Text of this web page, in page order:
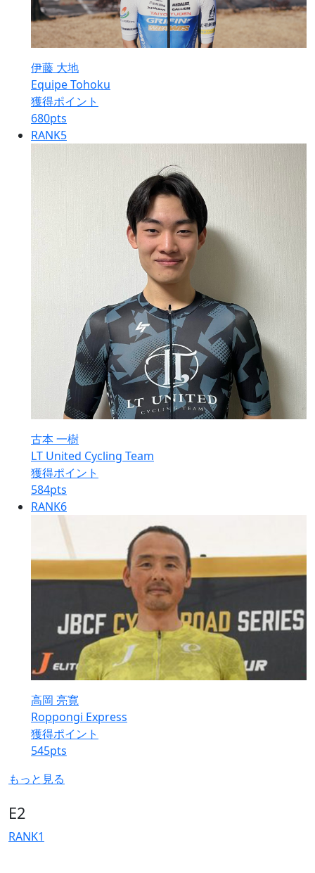
伊藤 大地
Equipe Tohoku
獲得ポイント
680pts
RANK5
古本 一樹
LT United Cycling Team
獲得ポイント
584pts
RANK6
高岡 亮寛
Roppongi Express
獲得ポイント
545pts
もっと見る
E2
RANK1